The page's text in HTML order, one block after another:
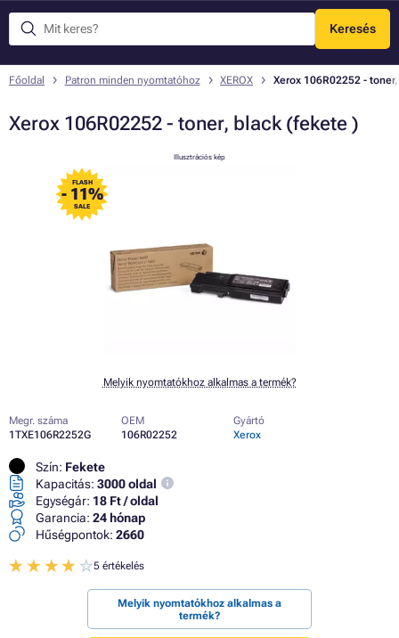
Keresés
Menü
Főoldal Patron minden nyomtatóhoz XEROX Xerox 106R02252 -
Xerox 106R02252 - toner, black (fekete )
FLASH
- 11%
SALE
Illusztrációs kép
Melyik nyomtatókhoz alkalmas a termék?
Megr. száma
1TXE106R2252G
OEM
106R02252
Gyártó
Xerox
Szín: Fekete
Kapacitás: 3000 oldal
Egységár: 18 Ft / oldal
Garancia: 24 hónap
Hűségpontok: 2660
5 értékelés
Melyik nyomtatókhoz alkalmas a
termék?